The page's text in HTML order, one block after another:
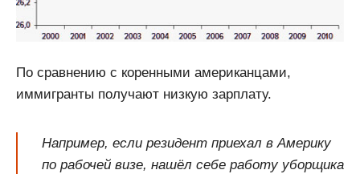
По сравнению с коренными американцами,
иммигранты получают низкую зарплату.
Например, если резидент приехал в Америку
по рабочей визе, нашёл себе работу уборщика